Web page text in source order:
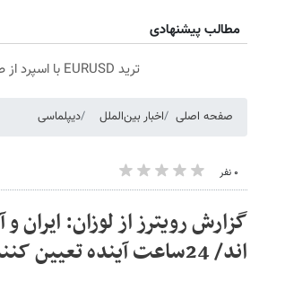
مطالب پیشنهادی
ترید EURUSD با اسپرد از صفر پیپ
صفحه اصلی اخبار بین‌الملل دیپلماسی
۰ نفر
گزارش رویترز از لوزان: ایران
اند/ 24ساعت آینده تعیین کننده است